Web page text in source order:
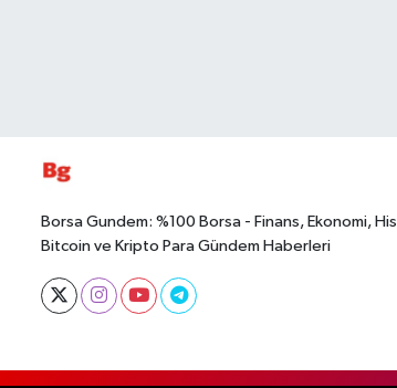
Borsa Gundem: %100 Borsa - Finans, Ekonomi,
Bitcoin ve Kripto Para Gündem Haberleri